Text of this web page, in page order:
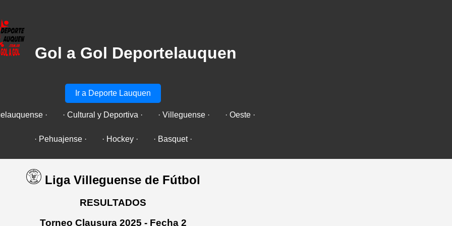
Gol a Gol Deportelauquen
Ir a Deporte Lauquen
· · Cultural y Deportiva · · Villeguense · · Oeste ·
· Pehuajense · · Hockey · · Basquet ·
Liga Villeguense de Fútbol
RESULTADOS
Torneo Clausura 2025 - Fecha 2